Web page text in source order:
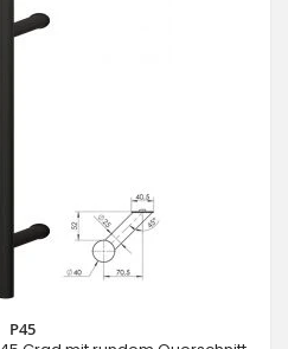
P45